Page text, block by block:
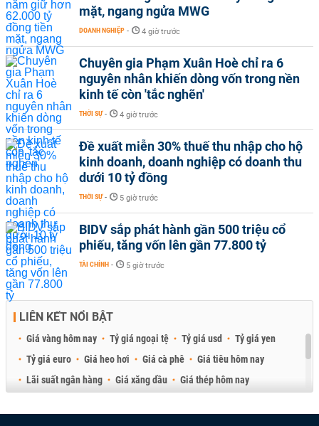
mặt, ngang ngửa MWG
DOANH NGHIỆP - 4 giờ trước
Chuyên gia Phạm Xuân Hoè chỉ ra 6
nguyên nhân khiến dòng vốn trong nền
kinh tế còn 'tắc nghẽn'
THỜI SỰ - 4 giờ trước
Đề xuất miễn 30% thuế thu nhập cho hộ
kinh doanh, doanh nghiệp có doanh thu
dưới 10 tỷ đồng
THỜI SỰ - 5 giờ trước
BIDV sắp phát hành gần 500 triệu cổ
phiếu, tăng vốn lên gần 77.800 tỷ
TÀI CHÍNH - 5 giờ trước
LIÊN KẾT NỔI BẬT
Giá vàng hôm nay Tỷ giá ngoại tệ Tỷ giá usd
Tỷ giá yen
Tỷ giá euro
Giá heo hơi Giá cà phê
Giá tiêu hôm nay
Lãi suất ngân hàng
Giá xăng dầu
Giá thép hôm nay